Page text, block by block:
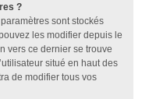
?
sont stockés
les modifier depuis le
vers ce dernier se trouve
situé en haut des
de modifier tous vos